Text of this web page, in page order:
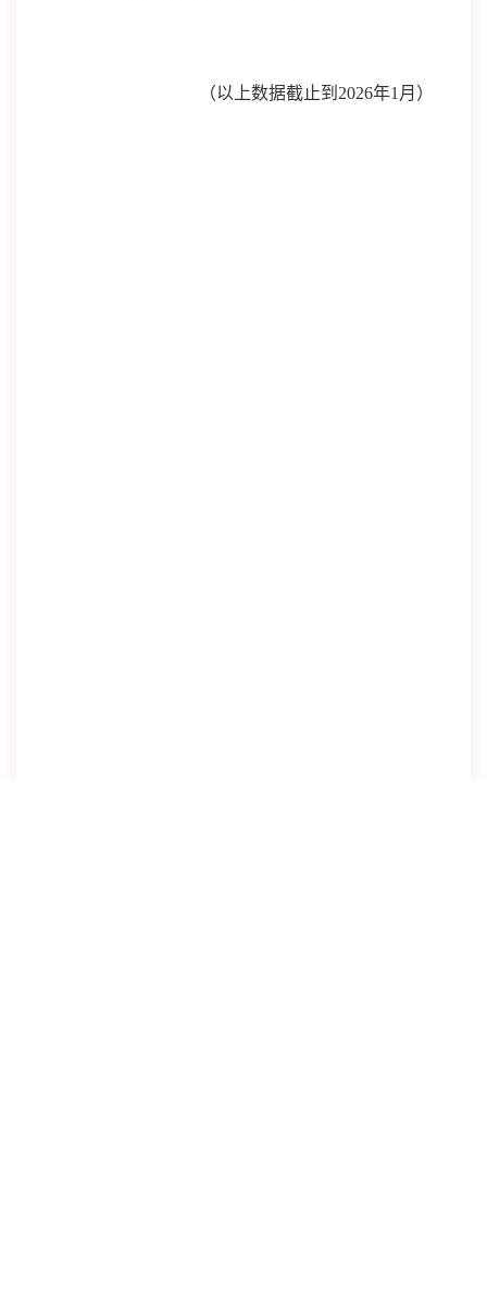
（以上数据截止到2026年1月）